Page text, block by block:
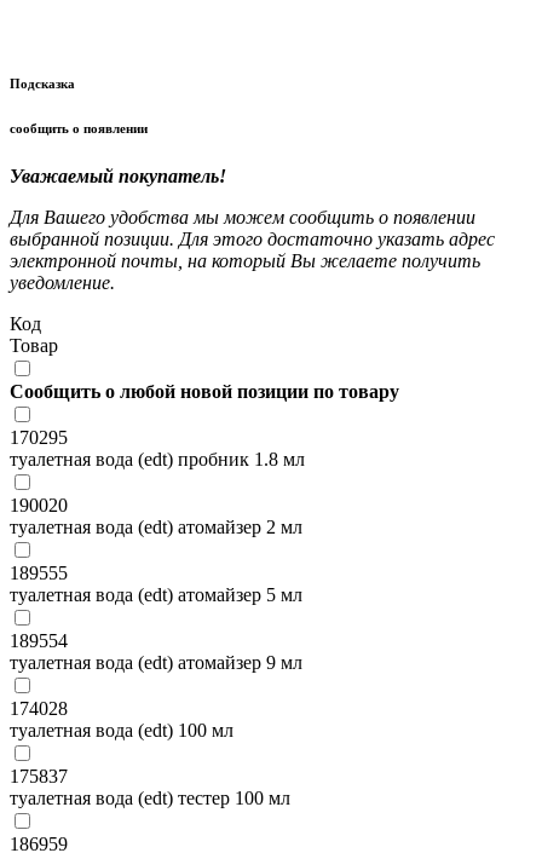
Подсказка
сообщить о появлении
Уважаемый покупатель!
Для Вашего удобства мы можем сообщить о появлении
выбранной позиции. Для этого достаточно указать адрес
электронной почты, на который Вы желаете получить
уведомление.
Код
Товар
Сообщить о любой новой позиции по товару
170295
туалетная вода (edt) пробник 1.8 мл
190020
туалетная вода (edt) атомайзер 2 мл
189555
туалетная вода (edt) атомайзер 5 мл
189554
туалетная вода (edt) атомайзер 9 мл
174028
туалетная вода (edt) 100 мл
175837
туалетная вода (edt) тестер 100 мл
186959